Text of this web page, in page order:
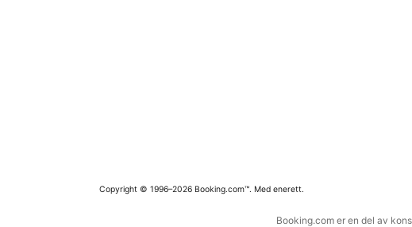
Copyright © 1996–2026 Booking.com™. Med enerett.
Booking.com er en del av